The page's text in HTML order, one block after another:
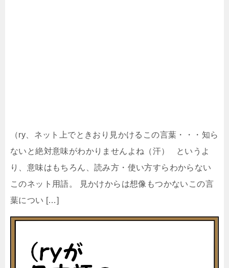
（ry、ネット上でときおり見かけるこの言葉・・・知ら
ないと絶対意味がわかりませんよね（汗） というよ
り、意味はもちろん、読み方・使い方すらわからない
このネット用語。 見かけからは想像もつかないこの言
葉につい […]